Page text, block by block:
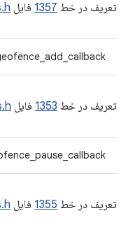
تعریف در خط 1357 فایل
تعریف در خط 1353 فایل
تعریف در خط 1355 فایل